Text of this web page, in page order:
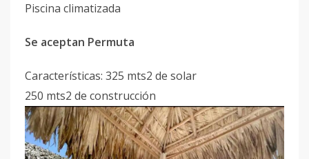
Piscina climatizada
Se aceptan Permuta
Características: 325 mts2 de solar
250 mts2 de construcción